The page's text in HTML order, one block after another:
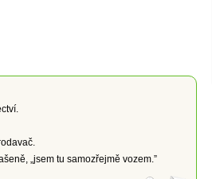
„jsem tu samozřejmě vozem.”